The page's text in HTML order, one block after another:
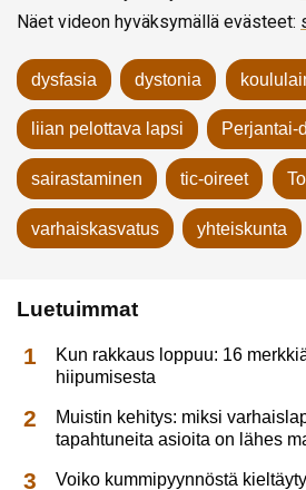
Näet videon hyväksymällä evästeet:
dysfasia dystonia
liian pelottava lapsi Perjantai-
sairastaminen tic-oireet
varhaiskasvatus yhteiskunta
Luetuimmat
Kun rakkaus loppuu: 16
hiipumisesta
Muistin kehitys: miksi
tapahtuneita asioita on lähes
Voiko kummipyynnöstä